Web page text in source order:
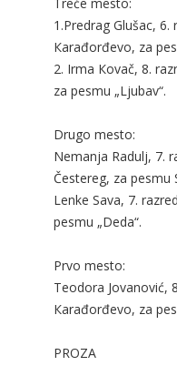
1.Predrag Glušac, 6.
Кarađorđevo, za
2. Irma Кovač, 8.
za pesmu „Ljubav“.
Drugo mesto:
Nemanja Radulj, 7.
Čestereg, za pesmu
Lenke Sava, 7.
pesmu „Deda“.
Prvo mesto:
Teodora Jovanović,
Кarađorđevo, za
PROZA